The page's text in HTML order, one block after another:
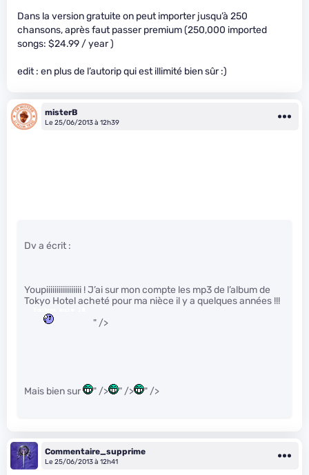
Dans la version gratuite on peut importer jusqu’à 250
chansons, après faut passer premium (250,000 imported
songs: $24.99 / year )
edit : en plus de l’autorip qui est illimité bien sûr :)
misterB
Le 25/06/2013 à 12h39
Dv a écrit :
Youpiiiiiiiiiiiiiiiii ! J’ai sur mon compte les mp3 de l’album de
Tokyo Hotel acheté pour ma nièce il y a quelques années !!!
" />
Mais bien sur " /> " /> " />
Commentaire_supprime
Le 25/06/2013 à 12h41